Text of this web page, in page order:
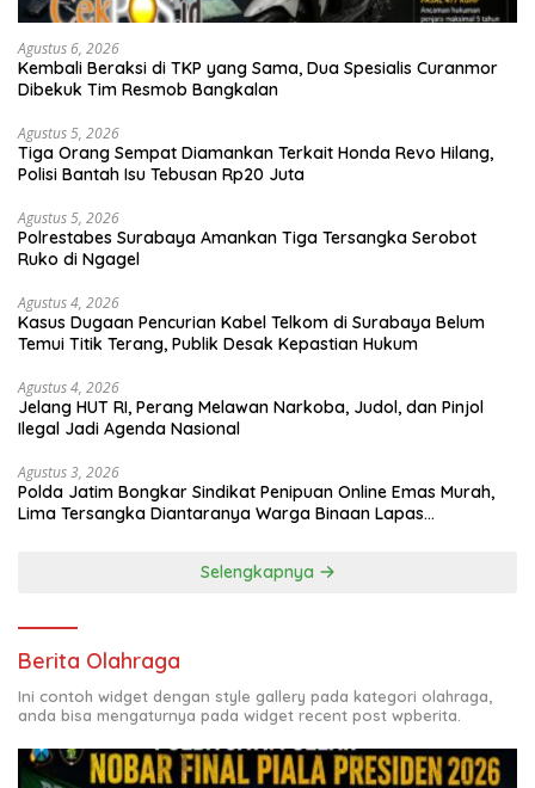
Agustus 6, 2026
Kembali Beraksi di TKP yang Sama, Dua Spesialis Curanmor
Dibekuk Tim Resmob Bangkalan
Agustus 5, 2026
Tiga Orang Sempat Diamankan Terkait Honda Revo Hilang,
Polisi Bantah Isu Tebusan Rp20 Juta
Agustus 5, 2026
Polrestabes Surabaya Amankan Tiga Tersangka Serobot
Ruko di Ngagel
Agustus 4, 2026
Kasus Dugaan Pencurian Kabel Telkom di Surabaya Belum
Temui Titik Terang, Publik Desak Kepastian Hukum
Agustus 4, 2026
Jelang HUT RI, Perang Melawan Narkoba, Judol, dan Pinjol
Ilegal Jadi Agenda Nasional
Agustus 3, 2026
Polda Jatim Bongkar Sindikat Penipuan Online Emas Murah,
Lima Tersangka Diantaranya Warga Binaan Lapas
Selengkapnya
Berita Olahraga
Ini contoh widget dengan style gallery pada kategori olahraga,
anda bisa mengaturnya pada widget recent post wpberita.